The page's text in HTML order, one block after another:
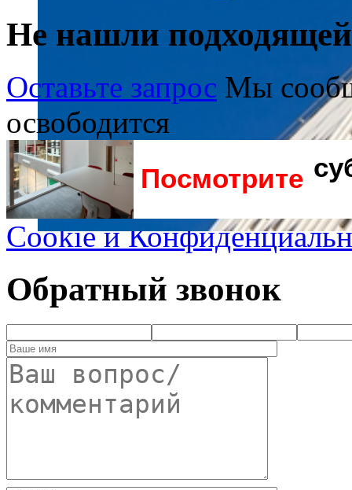
Не нашли
Оставьте запрос Мы
освободится
Посмотрите
Cookie и
Обратный звонок